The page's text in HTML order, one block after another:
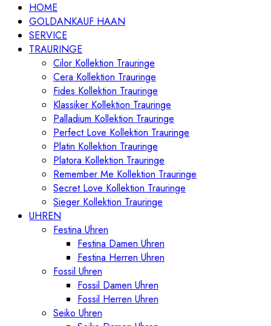
HOME
GOLDANKAUF HAAN
SERVICE
TRAURINGE
Cilor Kollektion Trauringe
Cera Kollektion Trauringe
Fides Kollektion Trauringe
Klassiker Kollektion Trauringe
Palladium Kollektion Trauringe
Perfect Love Kollektion Trauringe
Platin Kollektion Trauringe
Platora Kollektion Trauringe
Remember Me Kollektion Trauringe
Secret Love Kollektion Trauringe
Sieger Kollektion Trauringe
UHREN
Festina Uhren
Festina Damen Uhren
Festina Herren Uhren
Fossil Uhren
Fossil Damen Uhren
Fossil Herren Uhren
Seiko Uhren